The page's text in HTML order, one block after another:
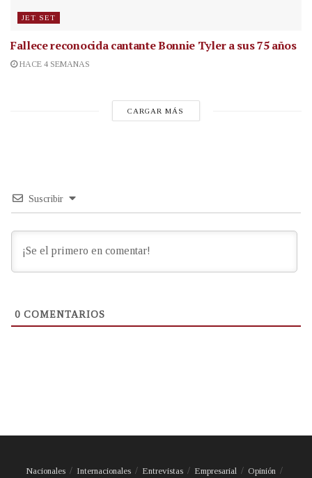
JET SET
Fallece reconocida cantanteBonnie Tyler a sus 75 años
HACE 4 SEMANAS
CARGAR MÁS
Suscribir
0 COMENTARIOS
Nacionales Internacionales Entrevistas Empresarial Opinión